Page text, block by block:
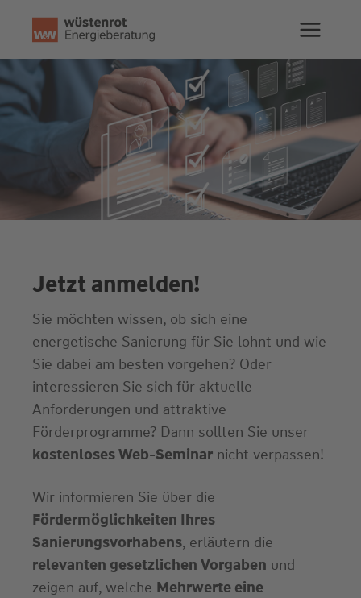
Inhalt
springen
Jetzt anmelden!
Sie möchten wissen, ob sich eine
energetische Sanierung für Sie lohnt und wie
Sie dabei am besten vorgehen? Oder
interessieren Sie sich für aktuelle
Anforderungen und attraktive
Förderprogramme? Dann sollten Sie unser
kostenloses Web-Seminar nicht verpassen!
Wir informieren Sie über die
Fördermöglichkeiten Ihres
Sanierungsvorhabens, erläutern die
relevanten gesetzlichen Vorgaben und
zeigen auf, welche Mehrwerte eine